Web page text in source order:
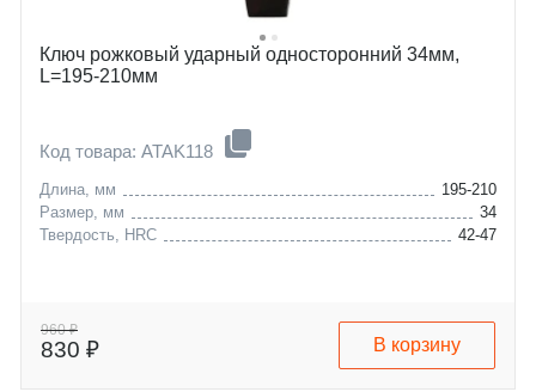
Ключ рожковый ударный односторонний 34мм,
L=195-210мм
Код товара: ATAK118
Длина, мм
195-210
Размер, мм
34
Твердость, HRC
42-47
960 ₽
830 ₽ В корзину